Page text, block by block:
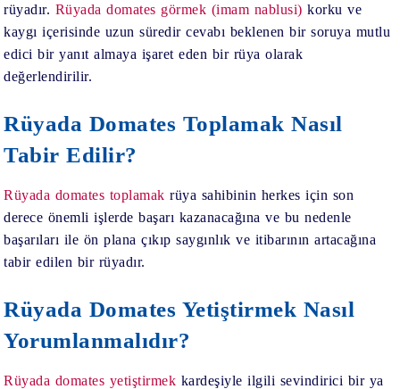
rüyadır. Rüyada domates görmek (imam nablusi) korku ve
kaygı içerisinde uzun süredir cevabı beklenen bir soruya mutlu
edici bir yanıt almaya işaret eden bir rüya olarak
değerlendirilir.
Rüyada Domates Toplamak Nasıl
Tabir Edilir?
Rüyada domates toplamak rüya sahibinin herkes için son
derece önemli işlerde başarı kazanacağına ve bu nedenle
başarıları ile ön plana çıkıp saygınlık ve itibarının artacağına
tabir edilen bir rüyadır.
Rüyada Domates Yetiştirmek Nasıl
Yorumlanmalıdır?
Rüyada domates yetiştirmek kardeşiyle ilgili sevindirici bir ya